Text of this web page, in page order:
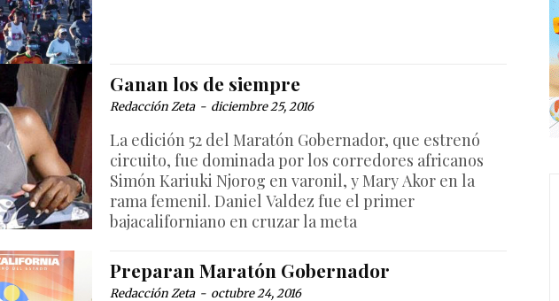
Ganan los de siempre
Redacción Zeta - diciembre 25, 2016
La edición 52 del Maratón Gobernador, que estrenó
circuito, fue dominada por los corredores africanos
Simón Kariuki Njorog en varonil, y Mary Akor en la
rama femenil. Daniel Valdez fue el primer
bajacaliforniano en cruzar la meta
Preparan Maratón Gobernador
Redacción Zeta - octubre 24, 2016